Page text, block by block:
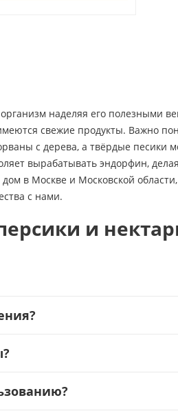
наделяя его полезными
свежие продукты. Важно
с дерева, а твёрдые песики
вырабатывать эндорфин,
в Москве и Московской
с нами.
и